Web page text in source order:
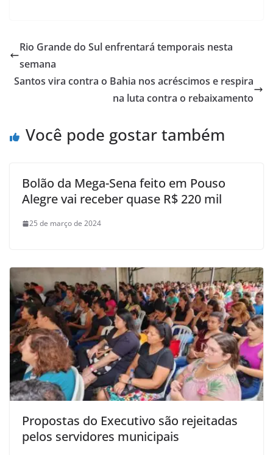
Rio Grande do Sul enfrentará temporais nesta
semana
Santos vira contra o Bahia nos acréscimos e respira
na luta contra o rebaixamento
Você pode gostar também
Bolão da Mega-Sena feito em Pouso
Alegre vai receber quase R$ 220 mil
25 de março de 2024
Propostas do Executivo são rejeitadas
pelos servidores municipais